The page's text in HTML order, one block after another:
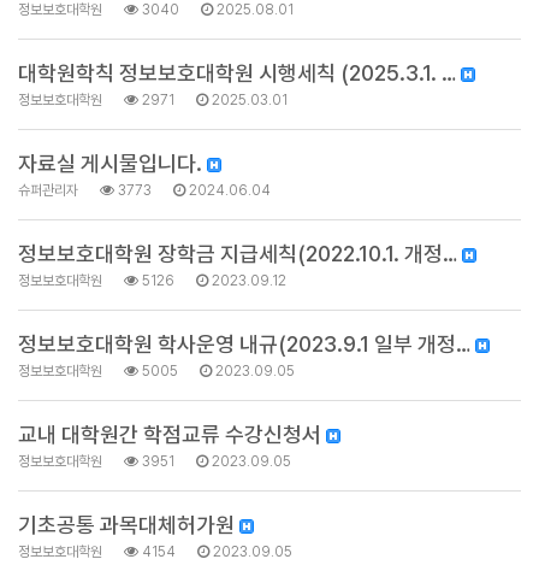
정보보호대학원 3040 2025.08.01
대학원학칙 정보보호대학원 시행세칙 (2025.3.1. …
정보보호대학원 2971 2025.03.01
자료실 게시물입니다.
슈퍼관리자 3773 2024.06.04
정보보호대학원 장학금 지급세칙(2022.10.1. 개정…
정보보호대학원 5126 2023.09.12
정보보호대학원 학사운영 내규(2023.9.1 일부 개정…
정보보호대학원 5005 2023.09.05
교내 대학원간 학점교류 수강신청서
정보보호대학원 3951 2023.09.05
기초공통 과목대체허가원
정보보호대학원 4154 2023.09.05